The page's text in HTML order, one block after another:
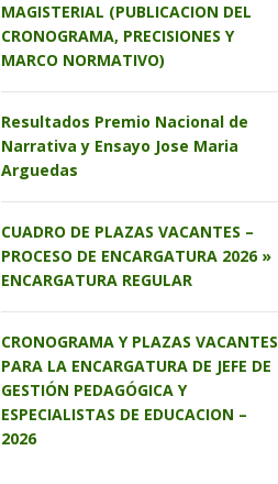
MAGISTERIAL (PUBLICACION DEL
CRONOGRAMA, PRECISIONES Y
MARCO NORMATIVO)
Resultados Premio Nacional de
Narrativa y Ensayo Jose Maria
Arguedas
CUADRO DE PLAZAS VACANTES –
PROCESO DE ENCARGATURA 2026 »
ENCARGATURA REGULAR
CRONOGRAMA Y PLAZAS VACANTES
PARA LA ENCARGATURA DE JEFE DE
GESTIÓN PEDAGÓGICA Y
ESPECIALISTAS DE EDUCACION –
2026